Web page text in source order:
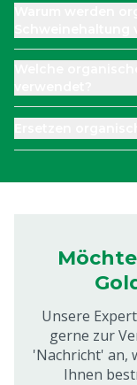
Unsere
gerne zur
'Nachricht' an,
Ihnen